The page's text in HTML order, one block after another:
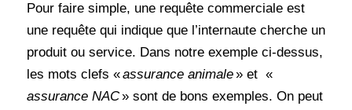
Pour faire simple, une requête commerciale est
une requête qui indique que l’internaute cherche un
produit ou service. Dans notre exemple ci-dessus,
les mots clefs «assurance animale» et «
assurance NAC» sont de bons exemples. On peut